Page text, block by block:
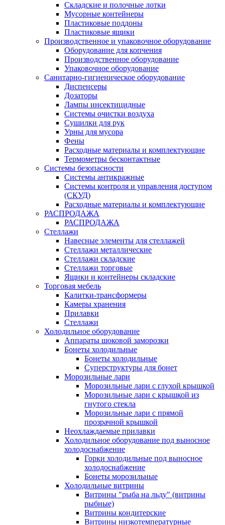
Складские и полочные лотки
Мусорные контейнеры
Пластиковые поддоны
Пластиковые ящики
Производственное и упаковочное оборудование
Оборудование для копчения
Производственное оборудование
Упаковочное оборудование
Санитарно-гигиеническое оборудование
Диспенсеры
Дозаторы
Лампы инсектицидные
Системы очистки воздуха
Сушилки для рук
Урны для мусора
Фены
Расходные материалы и комплектующие
Термометры бесконтактные
Системы безопасности
Системы антикражные
Системы контроля и управления доступом
(СКУД)
Расходные материалы и комплектующие
РАСПРОДАЖА
РАСПРОДАЖА
Стеллажи
Навесные элементы для стеллажей
Стеллажи металлические
Стеллажи складские
Стеллажи торговые
Ящики и контейнеры складские
Торговая мебель
Калитки-трансформеры
Камеры хранения
Прилавки
Стеллажи
Холодильное оборудование
Аппараты шоковой заморозки
Бонеты холодильные
Бонеты холодильные
Суперструктуры для бонет
Морозильные лари
Морозильные лари с глухой крышкой
Морозильные лари с крышкой из
гнутого стекла
Морозильные лари с прямой
прозрачной крышкой
Неохлаждаемые прилавки
Холодильное оборудование под выносное
холодоснабжение
Горки холодильные под выносное
холодоснабжение
Бонеты морозильные
Холодильные витрины
Витрины "рыба на льду" (витрины
рыбные)
Витрины кондитерские
Витрины низкотемпературные